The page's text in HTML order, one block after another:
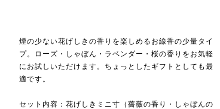
煙の少ない花げしきの香りを楽しめるお線香の少量タイ
プ。ローズ・しゃぼん・ラベンダー・桜の香りをお気軽
にお試しいただけます。ちょっとしたギフトとしても最
適です。
セット内容：花げしきミニ寸（薔薇の香り・しゃぼんの